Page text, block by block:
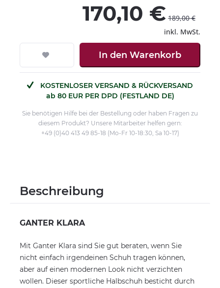
170,10 € 189,00 €
inkl. MwSt.
In den Warenkorb
KOSTENLOSER VERSAND & RÜCKVERSAND
ab 80 EUR PER DPD (FESTLAND DE)
Sie benötigen Hilfe bei der Bestellung oder haben Fragen zu
diesem Produkt? Unsere Mitarbeiter helfen gern:
+49 (0)40 413 49 85-18 (Mo-Fr 10-18:30, Sa 10-17)
Beschreibung
GANTER KLARA
Mit Ganter Klara sind Sie gut beraten, wenn Sie
nicht einfach irgendeinen Schuh tragen können,
aber auf einen modernen Look nicht verzichten
wollen. Dieser sportliche Halbschuh besticht durch